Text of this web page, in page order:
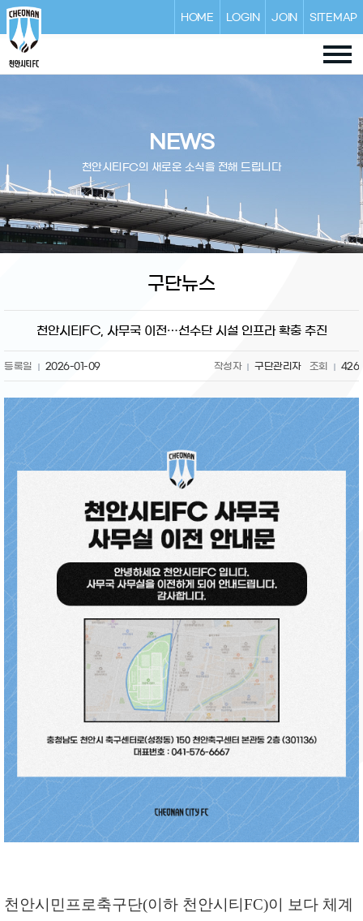
HOME LOGIN JOIN SITEMAP
NEWS
천안시티FC의 새로운 소식을 전해 드립니다
구단뉴스
천안시티FC, 사무국 이전…선수단 시설 인프라 확충 추진
등록일 2026-01-09 작성자 구단관리자 조회 426
천안시민프로축구단(이하 천안시티FC)이 보다 체계